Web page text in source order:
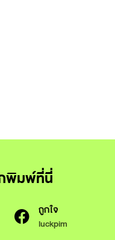
พิมพ์ที่นี่
ถูกใจ
luckpim